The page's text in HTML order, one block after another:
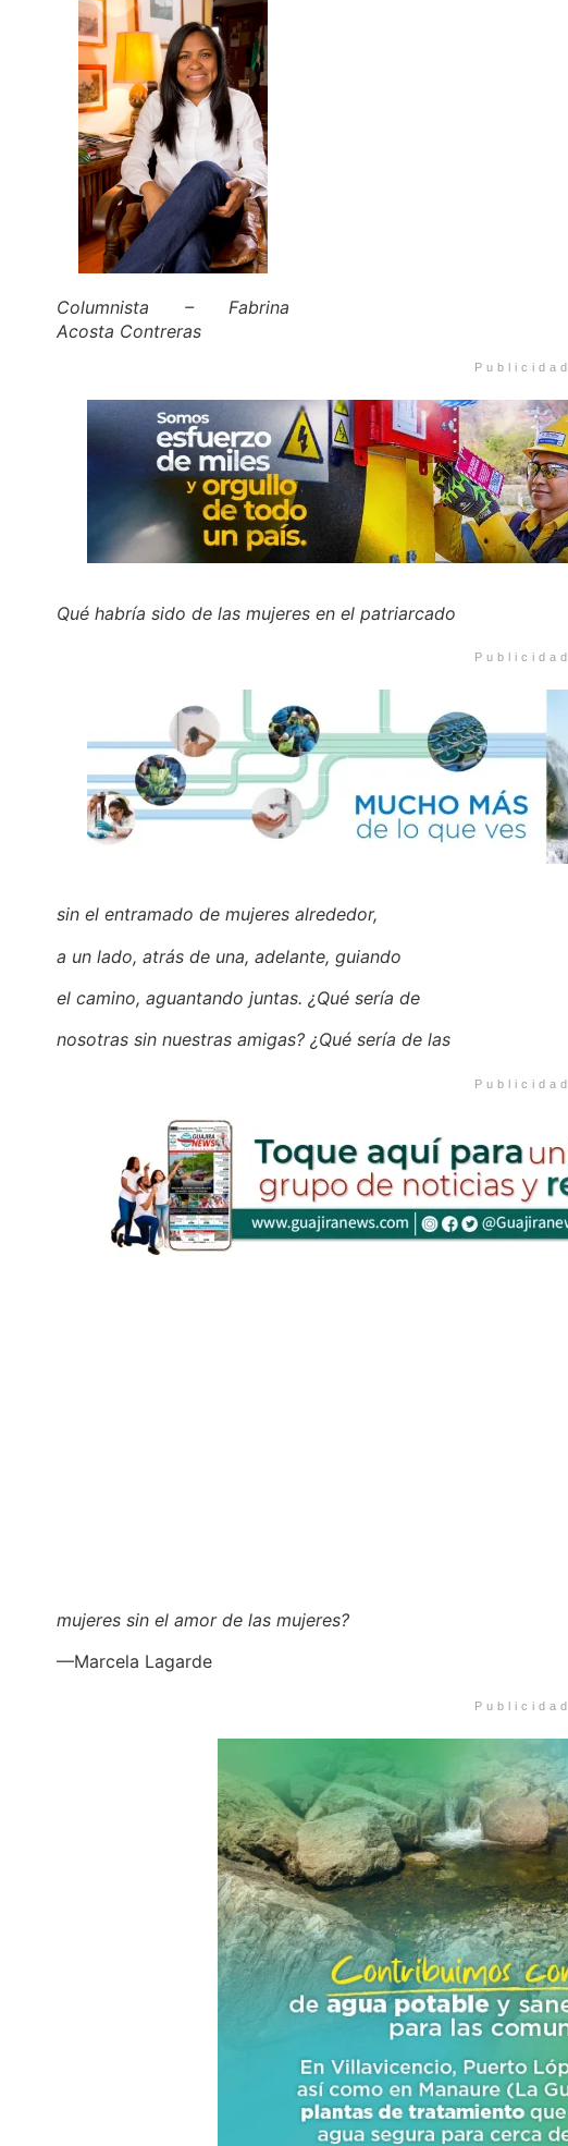
Columnista – Fabrina
Acosta Contreras
Publicidad
Qué habría sido de las mujeres en el patriarcado
Publicidad
sin el entramado de mujeres alrededor,
a un lado, atrás de una, adelante, guiando
el camino, aguantando juntas. ¿Qué sería de
nosotras sin nuestras amigas? ¿Qué sería de las
Publicidad
mujeres sin el amor de las mujeres?
—Marcela Lagarde
Publicidad